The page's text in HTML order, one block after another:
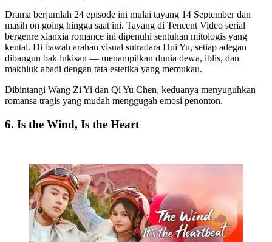
Drama berjumlah 24 episode ini mulai tayang 14 September dan
masih on going hingga saat ini. Tayang di Tencent Video serial
bergenre xianxia romance ini dipenuhi sentuhan mitologis yang
kental. Di bawah arahan visual sutradara Hui Yu, setiap adegan
dibangun bak lukisan — menampilkan dunia dewa, iblis, dan
makhluk abadi dengan tata estetika yang memukau.
Dibintangi Wang Zi Yi dan Qi Yu Chen, keduanya menyuguhkan
romansa tragis yang mudah menggugah emosi penonton.
6. Is the Wind, Is the Heart